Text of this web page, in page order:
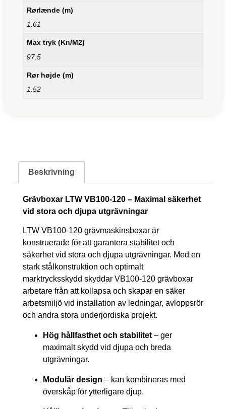
Rørlænde (m)
1.61
Max tryk (Kn/M2)
97.5
Rør højde (m)
1.52
Beskrivning
Grävboxar LTW VB100-120 – Maximal säkerhet
vid stora och djupa utgrävningar
LTW VB100-120 grävmaskinsboxar är
konstruerade för att garantera stabilitet och
säkerhet vid stora och djupa utgrävningar. Med en
stark stålkonstruktion och optimalt
marktrycksskydd skyddar VB100-120 grävboxar
arbetare från att kollapsa och skapar en säker
arbetsmiljö vid installation av ledningar, avloppsrör
och andra stora underjordiska projekt.
Hög hållfasthet och stabilitet – ger
maximalt skydd vid djupa och breda
utgrävningar.
Modulär design – kan kombineras med
överskåp för ytterligare djup.